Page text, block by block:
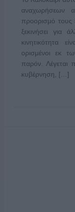
αναχωρήσεων
προορισμό τους
ξεκινήσει για
κινητικότητα
ορισμένοι εκ
παρόν. Λέγεται
κυβέρνηση, […]